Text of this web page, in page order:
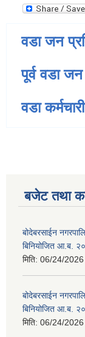
वडा जन
पूर्व वडा जन
वडा कर्मचारी
बजेट तथा
बोदेबरसाईन
बिनियोजित आ.ब.
मिति: 06/24/
बोदेबरसाईन
बिनियोजित आ.ब.
मिति: 06/24/